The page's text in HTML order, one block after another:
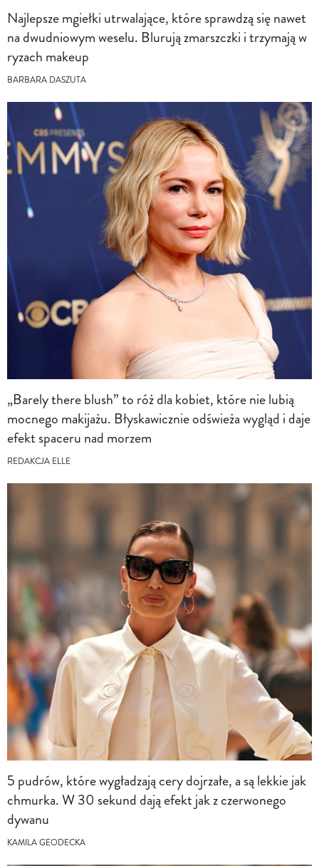
Najlepsze mgiełki utrwalające, które sprawdzą się nawet
na dwudniowym weselu. Blurują zmarszczki i trzymają w
ryzach makeup
BARBARA DASZUTA
„Barely there blush” to róż dla kobiet, które nie lubią
mocnego makijażu. Błyskawicznie odświeża wygląd i daje
efekt spaceru nad morzem
REDAKCJA ELLE
5 pudrów, które wygładzają cery dojrzałe, a są lekkie jak
chmurka. W 30 sekund dają efekt jak z czerwonego
dywanu
KAMILA GEODECKA